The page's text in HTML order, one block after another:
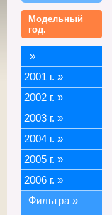
Модельный
год.
»
2001 г. »
2002 г. »
2003 г. »
2004 г. »
2005 г. »
2006 г. »
Фильтра »